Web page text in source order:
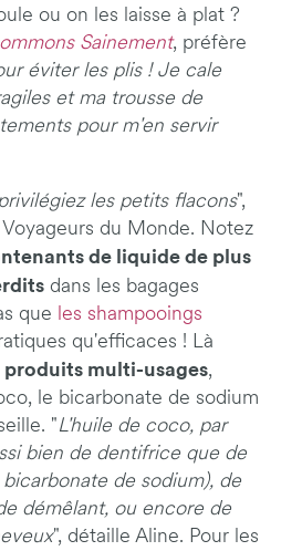
ou on les laisse à plat ?
Sainement, préfère
éviter les plis ! Je cale
et ma trousse de
pour m'en servir
les petits flacons",
du Monde. Notez
de liquide de plus
dans les bagages
que les shampooings
qu'efficaces ! Là
produits multi-usages,
le bicarbonate de sodium
"L'huile de coco, par
bien de dentifrice que de
de sodium), de
démêlant, ou encore de
", détaille Aline. Pour les